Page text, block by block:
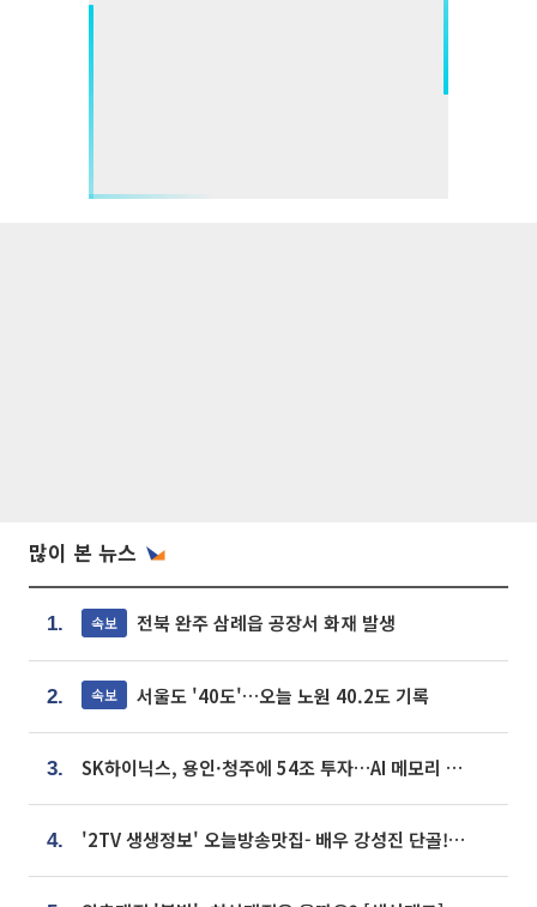
많이 본 뉴스
1. 속보 전북 완주 삼례읍 공장서 화재 발생
2. 속보 서울도 '40도'…오늘 노원 40.2도 기록
3. SK하이닉스, 용인·청주에 54조 투자…AI 메모리 생산기지 키운다
4. '2TV 생생정보' 오늘방송맛집- 배우 강성진 단골! 쌀국수ㆍ푸팟퐁 커리 맛집 '블○○○'